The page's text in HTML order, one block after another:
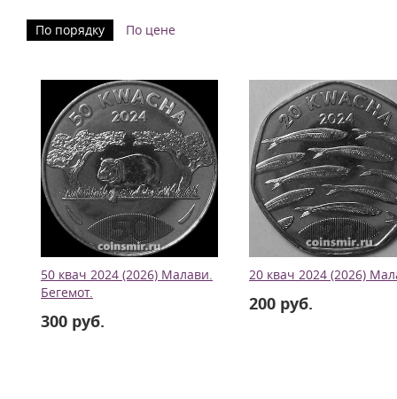
По порядку По цене
50 квач 2024 (2026) Малави.
Бегемот.
300 руб.
20 квач 2024 (2026)
200 руб.